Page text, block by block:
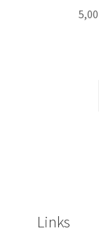
5,00
Links